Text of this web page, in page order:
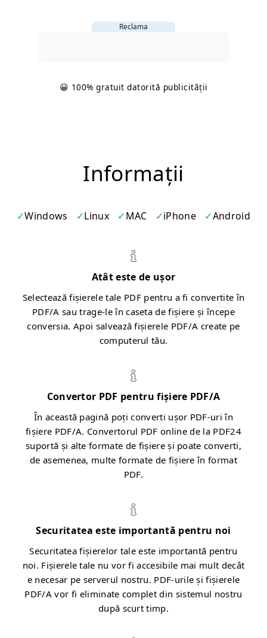
Reclama
😀 100% gratuit datorită publicității
Informații
Windows Linux MAC iPhone Android
Atât este de ușor
Selectează fișierele tale PDF pentru a fi convertite în
PDF/A sau trage-le în caseta de fișiere și începe
conversia. Apoi salvează fișierele PDF/A create pe
computerul tău.
Convertor PDF pentru fișiere PDF/A
În această pagină poți converti ușor PDF-uri în
fișiere PDF/A. Convertorul PDF online de la PDF24
suportă și alte formate de fișiere și poate converti,
de asemenea, multe formate de fișiere în format
PDF.
Securitatea este importantă pentru noi
Securitatea fișierelor tale este importantă pentru
noi. Fișierele tale nu vor fi accesibile mai mult decât
e necesar pe serverul nostru. PDF-urile și fișierele
PDF/A vor fi eliminate complet din sistemul nostru
după scurt timp.